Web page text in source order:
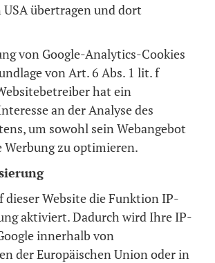
USA übertragen und dort
von Google-Analytics-Cookies
von Art. 6 Abs. 1 lit. f
hat ein
an der Analyse des
um sowohl sein Webangebot
Werbung zu optimieren.
dieser Website die Funktion IP-
aktiviert. Dadurch wird Ihre IP-
innerhalb von
der Europäischen Union oder in